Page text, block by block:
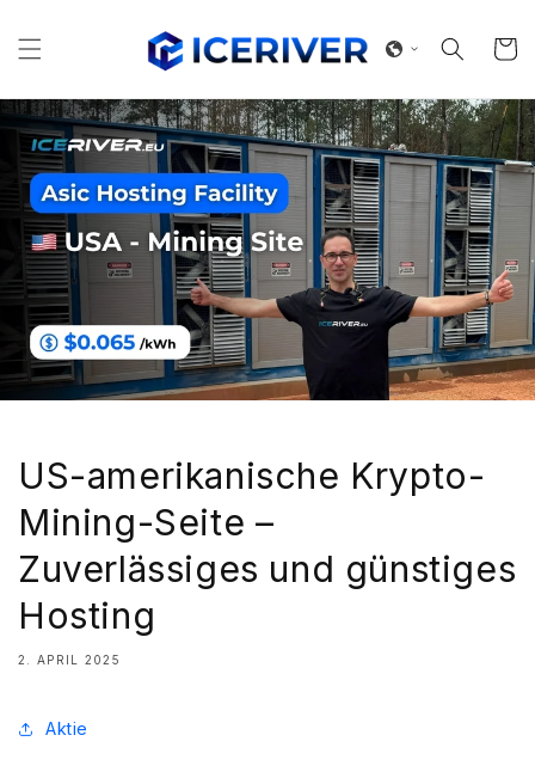
Inhalt
US-amerikanische Krypto-
Mining-Seite –
Zuverlässiges und günstiges
Hosting
2. APRIL 2025
Aktie